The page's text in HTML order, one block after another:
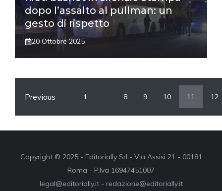
dopo l’assalto al pullman: un
gesto di rispetto
20 Ottobre 2025
Previous 1 … 8 9 10 11 12
Copyright © 2025 - Editorially Srl - Via Assisi 21 - 00181
Roma - P.Iva 16947451007
legal@editorially.it - redazione@editorially.it